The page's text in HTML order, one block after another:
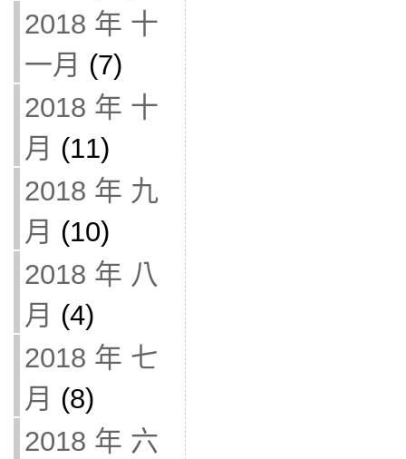
2018 年 十
一月 (7)
2018 年 十
月 (11)
2018 年 九
月 (10)
2018 年 八
月 (4)
2018 年 七
月 (8)
2018 年 六